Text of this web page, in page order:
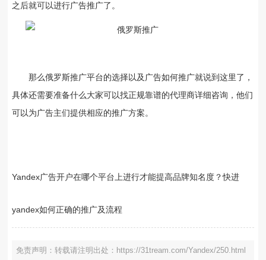
之后就可以进行广告推广了。
那么俄罗斯推广平台的选择以及广告如何推广就说到这里了，
具体还需要准备什么大家可以找正规靠谱的代理商详细咨询，他们
可以为广告主们提供相应的推广方案。
Yandex广告开户在哪个平台上进行才能提高品牌知名度？快进
yandex如何正确的推广及流程
免责声明：转载请注明出处：https://31tream.com/Yandex/250.html